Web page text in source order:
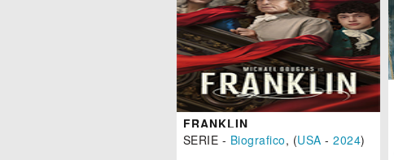
FRANKLIN
SERIE - Biografico, (USA -2024)